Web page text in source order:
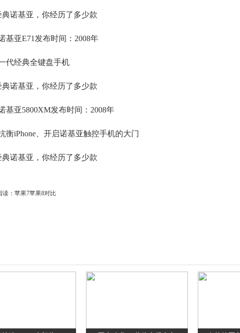
基亚E71发布时间：2008年
代经典全键盘手机
基亚5800XM发布时间：2008年
衡iPhone、开启诺基亚触控手机的大门
： 苹果7苹果8对比